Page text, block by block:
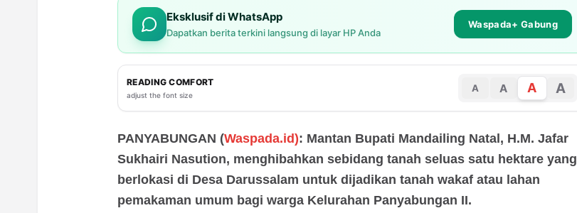
Eksklusif di WhatsApp
Dapatkan berita terkini langsung di layar HP Anda
Waspada+ Gabung
READING COMFORT
adjust the font size
A A A A
PANYABUNGAN (Waspada.id): Mantan Bupati Mandailing Natal, H.M. Jafar
Sukhairi Nasution, menghibahkan sebidang tanah seluas satu hektare yang
berlokasi di Desa Darussalam untuk dijadikan tanah wakaf atau lahan
pemakaman umum bagi warga Kelurahan Panyabungan II.